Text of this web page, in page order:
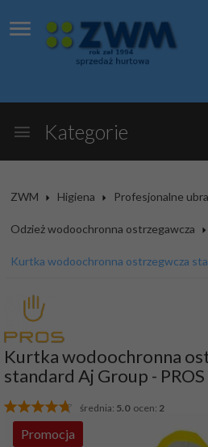
Kategorie
ZWM Higiena Profesjonalne
Odzież wodoochronna ostrzegawcza
Kurtka wodoochronna ostrzegwcza
Kurtka wodoochronna
standard Aj Group - PROS
średnia: 5.0ocen: 2
Promocja